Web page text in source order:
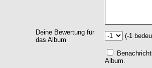
Deine Bewertung für
das Album
(-1
Album.